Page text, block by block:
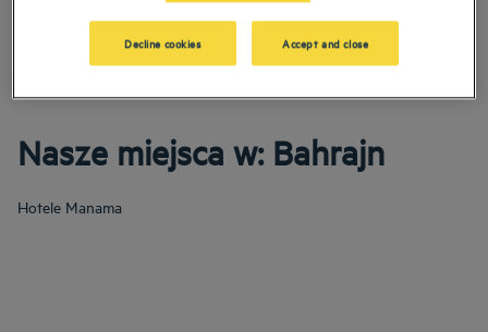
Odkryj nasze 3-, 4- i 5-gwiazdkowe hotele w: Bahrajn! Na rodzinne wakacje lub
przyjemną podróż służbową zarezerwuj pokój hotelowy w naszych obiektach.
Nasze miejsca w: Bahrajn
Hotele Manama
Decline cookies Accept and close